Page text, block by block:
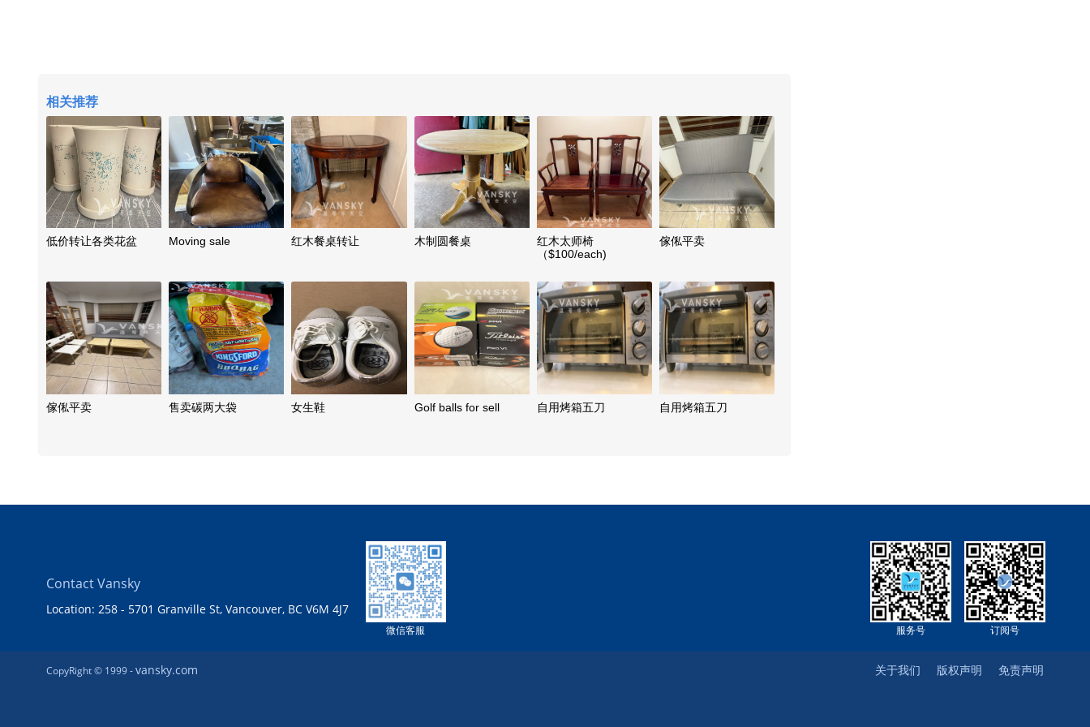
相关推荐
低价转让各类花盆 Moving sale 红木餐桌转让 木制圆餐桌
红木太师椅
（$100/each)
傢俬平卖
傢俬平卖 售卖碳两大袋 女生鞋 Golf balls for sell 自用烤箱五刀 自用烤箱五刀
Contact Vansky
Location: 258 - 5701 Granville St, Vancouver, BC V6M 4J7
微信客服 订阅号
服务号
CopyRight © 1999 -vansky.com 免责声明
版权声明
关于我们